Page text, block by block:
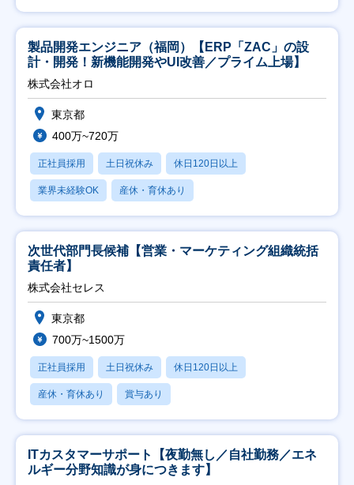
製品開発エンジニア（福岡）【ERP「ZAC」の設
計・開発！新機能開発やUI改善／プライム上場】
株式会社オロ
東京都
400万~720万
正社員採用 土日祝休み 休日120日以上
業界未経験OK 産休・育休あり
次世代部門長候補【営業・マーケティング組織統括
責任者】
株式会社セレス
東京都
700万~1500万
正社員採用 土日祝休み 休日120日以上
産休・育休あり 賞与あり
ITカスタマーサポート【夜勤無し／自社勤務／エネ
ルギー分野知識が身につきます】